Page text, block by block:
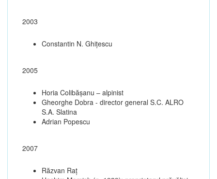
2003
Constantin N. Ghiţescu
2005
Horia Colibășanu – alpinist
Gheorghe Dobra - director general S.C. ALRO
S.A. Slatina
Adrian Popescu
2007
Răzvan Raț